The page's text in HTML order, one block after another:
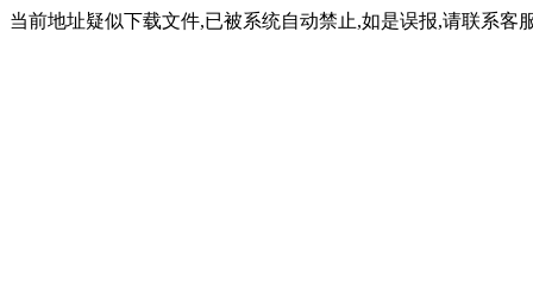
当前地址疑似下载文件,已被系统自动禁止,如是误报,请联系客